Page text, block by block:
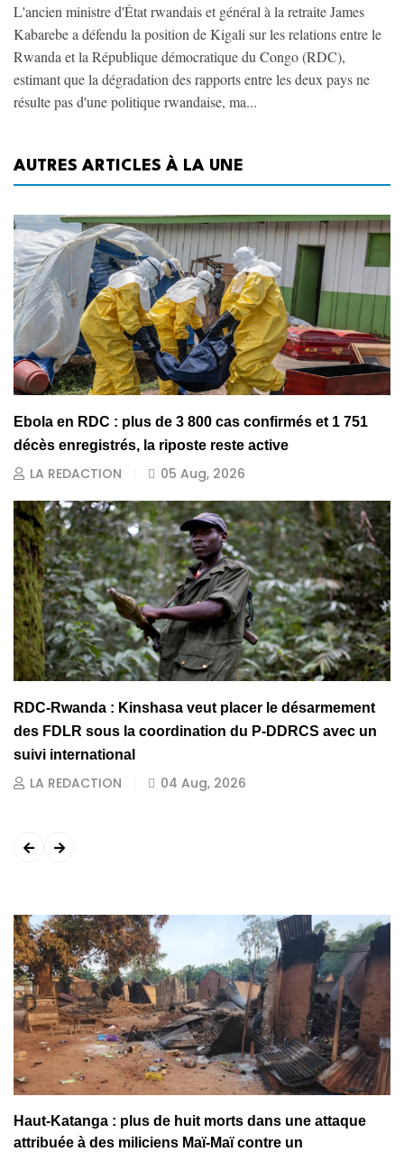
L'ancien ministre d'État rwandais et général à la retraite James
Kabarebe a défendu la position de Kigali sur les relations entre le
Rwanda et la République démocratique du Congo (RDC),
estimant que la dégradation des rapports entre les deux pays ne
résulte pas d'une politique rwandaise, ma...
AUTRES ARTICLES À LA UNE
Ebola en RDC : plus de 3 800 cas confirmés et 1 751
décès enregistrés, la riposte reste active
LA REDACTION 05 Aug, 2026
RDC-Rwanda : Kinshasa veut placer le désarmement
des FDLR sous la coordination du P-DDRCS avec un
suivi international
LA REDACTION 04 Aug, 2026
Haut-Katanga : plus de huit morts dans une attaque
attribuée à des miliciens Maï-Maï contre un